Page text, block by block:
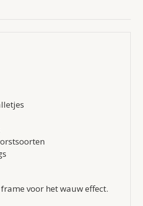
voor het wauw effect.